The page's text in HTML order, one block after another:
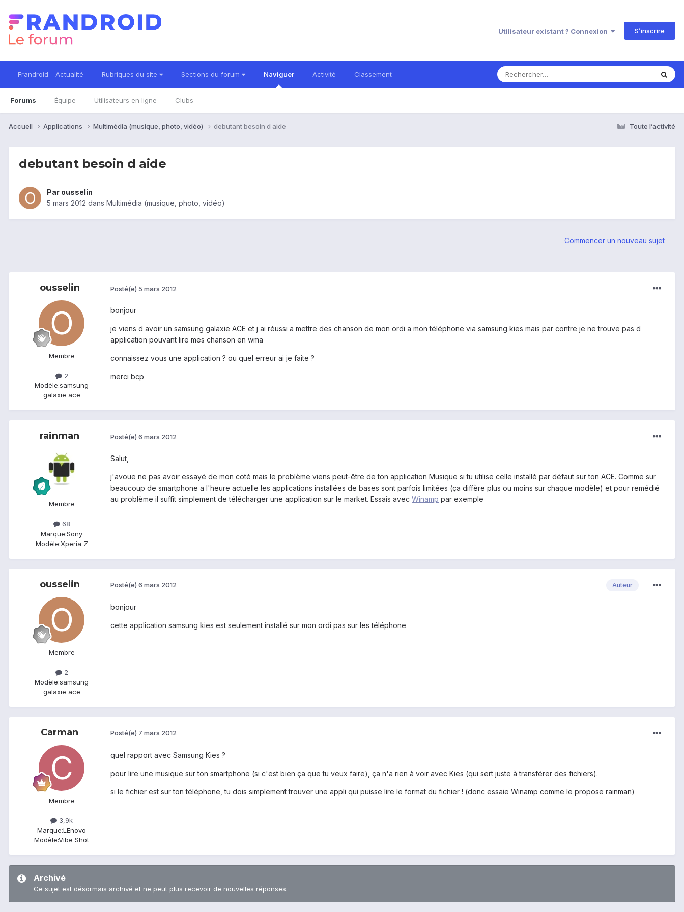
Utilisateur existant ? Connexion S’inscrire
Frandroid - Actualité Rubriques du site Sections du forum Naviguer
Forums Équipe Utilisateurs en ligne Clubs
Activité Classement
Toute l’activité
Accueil Applications Multimédia (musique, photo, vidéo) debutant besoin d aide
debutant besoin d aide
Par ousselin
5 mars 2012 dans Multimédia (musique, photo, vidéo)
Commencer un nouveau sujet
ousselin
Membre
2
Modèle:samsung
galaxie ace
Posté(e) 5 mars 2012
bonjour
je viens d avoir un samsung galaxie ACE et j ai réussi a mettre des chanson de mon ordi a mon téléphone via samsung kies mais par contre je ne trouve pas d
application pouvant lire mes chanson en wma
connaissez vous une application ? ou quel erreur ai je faite ?
merci bcp
rainman
Membre
68
Marque:Sony
Modèle:Xperia Z
Posté(e) 6 mars 2012
Salut,
j'avoue ne pas avoir essayé de mon coté mais le problème viens peut-être de ton application Musique si tu utilise celle installé par défaut sur ton ACE. Comme sur
beaucoup de smartphone a l'heure actuelle les applications installées de bases sont parfois limitées (ça diffère plus ou moins sur chaque modèle) et pour remédié
au problème il suffit simplement de télécharger une application sur le market. Essais avec Winamp par exemple
ousselin
Membre
2
Modèle:samsung
galaxie ace
Auteur
Posté(e) 6 mars 2012
bonjour
cette application samsung kies est seulement installé sur mon ordi pas sur les téléphone
Carman
Membre
3,9k
Marque:LEnovo
Modèle:Vibe Shot
Posté(e) 7 mars 2012
quel rapport avec Samsung Kies ?
pour lire une musique sur ton smartphone (si c'est bien ça que tu veux faire), ça n'a rien à voir avec Kies (qui sert juste à transférer des fichiers).
si le fichier est sur ton téléphone, tu dois simplement trouver une appli qui puisse lire le format du fichier ! (donc essaie Winamp comme le propose rainman)
Archivé
Ce sujet est désormais archivé et ne peut plus recevoir de nouvelles réponses.